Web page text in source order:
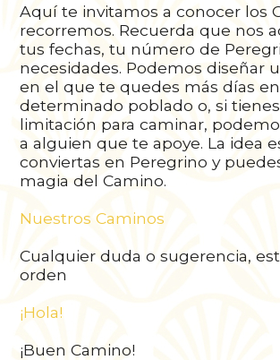
Aquí te invitamos a conocer los
recorremos. Recuerda que nos
tus fechas, tu número de
necesidades. Podemos diseñar
en el que te quedes más días en
determinado poblado o, si
limitación para caminar,
a alguien que te apoye. La idea
conviertas en Peregrino y
magia del Camino.
Nuestros Caminos
Cualquier duda o sugerencia,
orden
¡Hola!
¡Buen Camino!